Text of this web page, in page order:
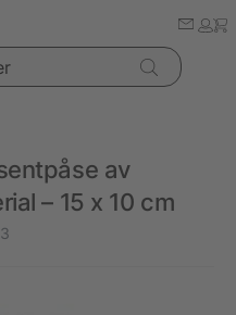
av
– 15 x 10 cm